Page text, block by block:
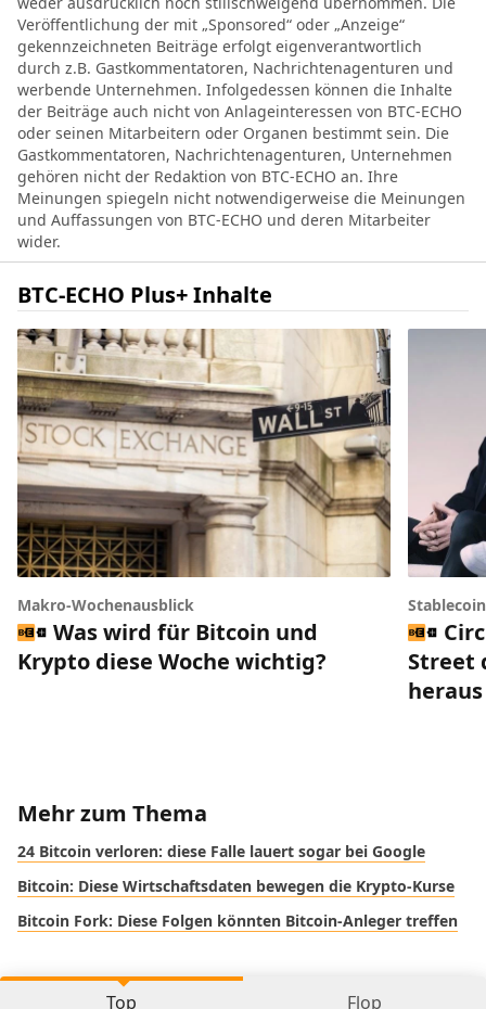
Veröffentlichung der mit „Sponsored“ oder „Anzeige“
gekennzeichneten Beiträge erfolgt eigenverantwortlich
durch z.B. Gastkommentatoren, Nachrichtenagenturen und
werbende Unternehmen. Infolgedessen können die Inhalte
der Beiträge auch nicht von Anlageinteressen von BTC-ECHO
oder seinen Mitarbeitern oder Organen bestimmt sein. Die
Gastkommentatoren, Nachrichtenagenturen, Unternehmen
gehören nicht der Redaktion von BTC-ECHO an. Ihre
Meinungen spiegeln nicht notwendigerweise die Meinungen
und Auffassungen von BTC-ECHO und deren Mitarbeiter
wider.
BTC-ECHO Plus+ Inhalte
Makro-Wochenausblick
Was wird für Bitcoin und
Krypto diese Woche wichtig?
Street
heraus
Mehr zum Thema
24 Bitcoin verloren: diese Falle lauert sogar bei Google
Bitcoin: Diese Wirtschaftsdaten bewegen die Krypto-Kurse
Bitcoin Fork: Diese Folgen könnten Bitcoin-Anleger treffen
Top Flop